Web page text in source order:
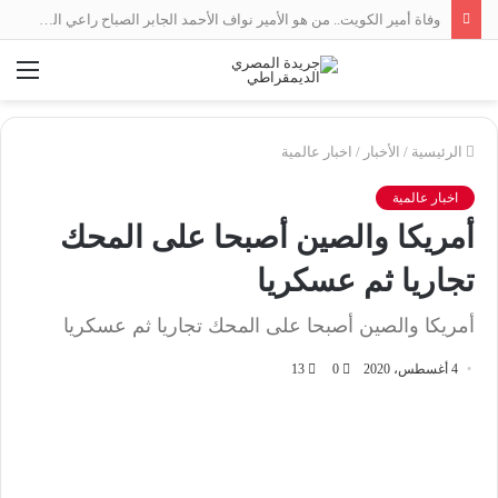
وفاة أمير الكويت.. من هو الأمير نواف الأحمد الجابر الصباح راعي السلام بين العرب؟
الرئيسية / الأخبار / اخبار عالمية
اخبار عالمية
أمريكا والصين أصبحا على المحك
تجاريا ثم عسكريا
أمريكا والصين أصبحا على المحك تجاريا ثم عسكريا
4 أغسطس، 2020 0
13